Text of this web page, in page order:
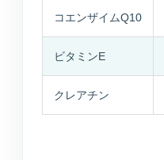
コエンザイムQ10
ビタミンE
クレアチン